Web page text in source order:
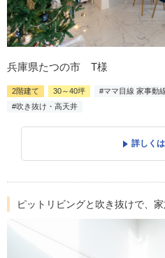
兵庫県たつの市 T様
2階建て 30～40坪 #ママ目線 家事動
#吹き抜け・高天井
詳しく
ピットリビングと吹き抜けで、